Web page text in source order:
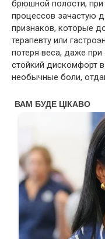
брюшной полости, при
процессов зачастую
признаков, которые
терапевту или
потеря веса, даже
стойкий дискомфорт
необычные боли,